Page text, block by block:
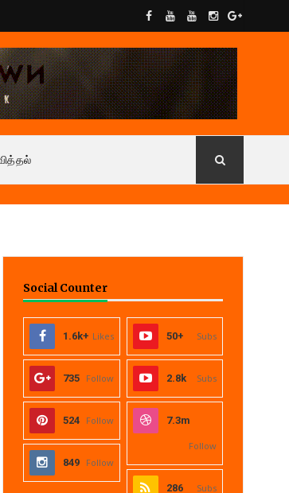
Social Counter
1.6k+ Likes 50+ Subs
735 Follow 2.8k Subs
524 Follow 7.3m
Follow
849 Follow
286 Subs